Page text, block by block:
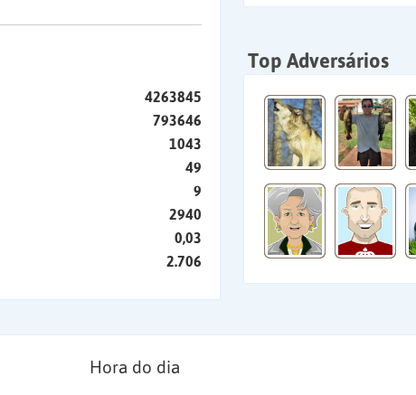
4263845
793646
1043
49
9
2940
0,03
2.706
Top Adversários
Hora do dia